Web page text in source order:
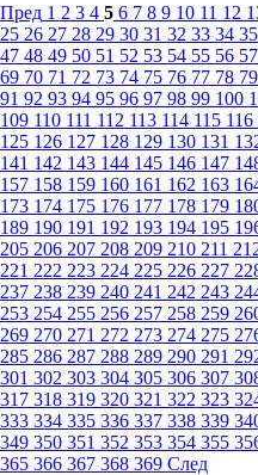
Пред 1 2 3 4 5 6 7 8 9 10 11 12
25 26 27 28 29 30 31 32 33 34 35
47 48 49 50 51 52 53 54 55 56 57
69 70 71 72 73 74 75 76 77 78 79
91 92 93 94 95 96 97 98 99 100
109 110 111 112 113 114 115 116
125 126 127 128 129 130 131
141 142 143 144 145 146 147
157 158 159 160 161 162 163
173 174 175 176 177 178 179
189 190 191 192 193 194 195
205 206 207 208 209 210 211
221 222 223 224 225 226 227
237 238 239 240 241 242 243
253 254 255 256 257 258 259
269 270 271 272 273 274 275
285 286 287 288 289 290 291
301 302 303 304 305 306 307
317 318 319 320 321 322 323
333 334 335 336 337 338 339
349 350 351 352 353 354 355
365 366 367 368 369 След